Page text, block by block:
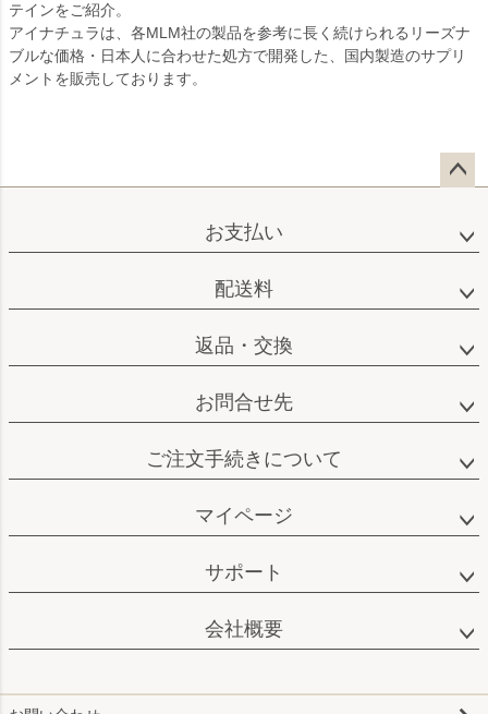
テインをご紹介。
アイナチュラは、各MLM社の製品を参考に長く続けられるリーズナ
ブルな価格・日本人に合わせた処方で開発した、国内製造のサプリ
メントを販売しております。
ップ
お支払い
配送料
返品・交換
お問合せ先
ご注文手続きについて
マイページ
サポート
会社概要